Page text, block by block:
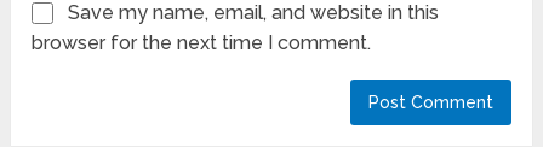
Save my name, email, and website in this
browser for the next time I comment.